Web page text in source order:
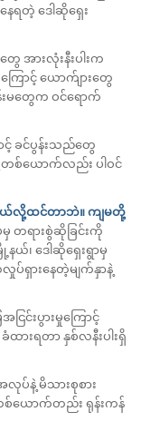
ေရတဲ့ ဒေါဆိုရှေး
အားလုံးနီးပါးက
ြောင့် ယောက်ျားတွေ
မတွေက ဝင်ရောက်
င့် ခင်ပွန်းသည်တွေ
တစ်ယောက်လည်း ပါဝင်
ယ်လို့ထင်တာဘဲ။ ကျမတို့
တရားစွဲဆိုခြင်းကို
ယ်၊ ဒေါဆိုရှေးရွာမှ
ပ်ရှားနေတဲ့မျက်နှာနဲ့
ြင်းပွားမှုကြောင့်
ားရတာ နှစ်လနီးပါးရှိ
ပ်နဲ့ မိသားစုစား
တစ်ယောက်တည်း ရုန်းကန်